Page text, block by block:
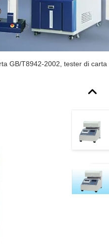
GB/T8942-2002, tester di